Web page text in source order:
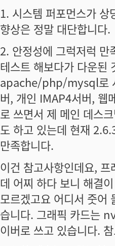
1. 시스템 퍼포먼스가
향상은 정말 대단합니다.
2. 안정성에 그럭저럭 만
테스트 해보다가 다운된
apache/php/mysql로
버, 개인 IMAP4서버, 웹
로 쓰면서 제 메인 데스
도 하고 있는데 현재
만족합니다.
이건 참고사항인데요,
데 어찌 하다 보니 해결
모르겠고요 어디서 줏어
습니다. 그래픽 카드는
이버로 쓰고 있습니다.